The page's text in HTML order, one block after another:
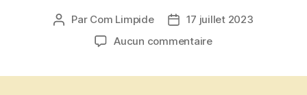
Auteur
Par Com Limpide
Date17 juillet 2023
Aucun commentairesur